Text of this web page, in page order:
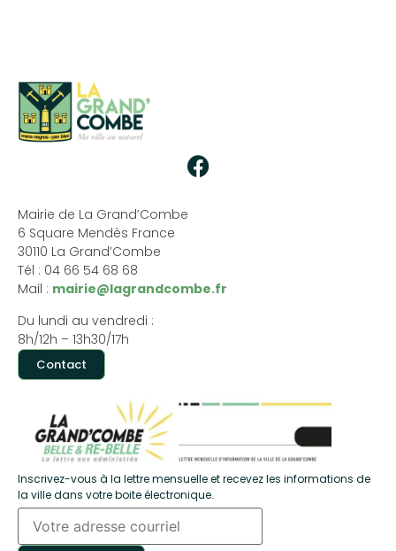
Mairie de La Grand’Combe
6 Square Mendès France
30110 La Grand’Combe
Tél : 04 66 54 68 68
Mail : mairie@lagrandcombe.fr
Du lundi au vendredi :
8h/12h – 13h30/17h
Contact
Inscrivez-vous à la lettre mensuelle et recevez les informations de
la ville dans votre boite électronique.